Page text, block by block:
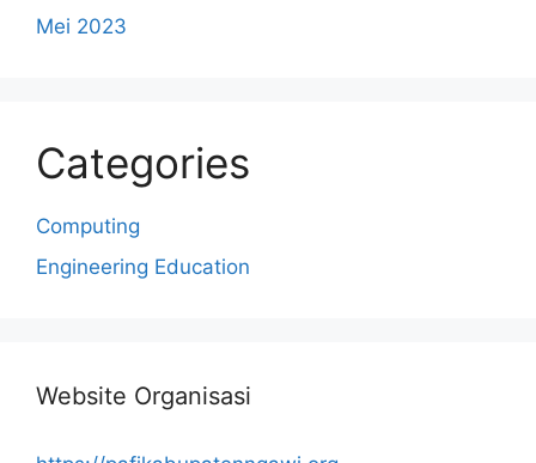
Mei 2023
Categories
Computing
Engineering Education
Website Organisasi